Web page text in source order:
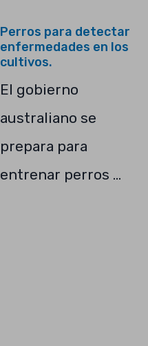
Perros para detectar
enfermedades en los
cultivos.
El gobierno
australiano se
prepara para
entrenar perros …